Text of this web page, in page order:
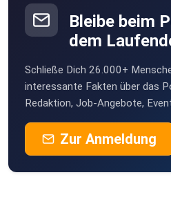
Bremen
Turkan
Göttingen
KaeptnBlaubaer99
Stuttgart
vy00ha7d
Bleibe beim
dem
Schließe Dich 26.000+
interessante Fakten über das
Redaktion, Job-Angebote,
Zur Anmeldung